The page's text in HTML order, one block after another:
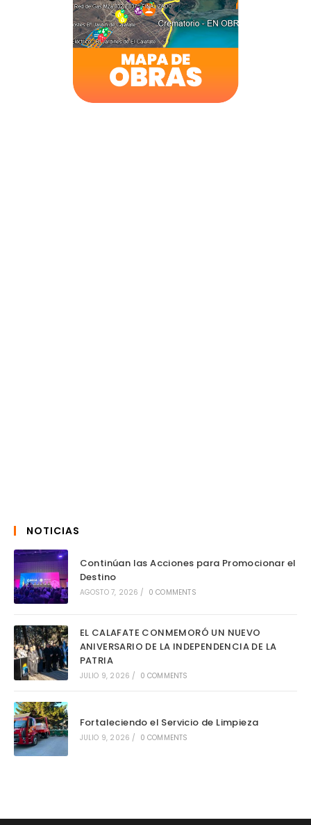
NOTICIAS
Continúan las Acciones para Promocionar el
Destino
AGOSTO 7, 2026 / 0 COMMENTS
EL CALAFATE CONMEMORÓ UN NUEVO
ANIVERSARIO DE LA INDEPENDENCIA DE LA
PATRIA
JULIO 9, 2026 / 0 COMMENTS
Fortaleciendo el Servicio de Limpieza
JULIO 9, 2026 / 0 COMMENTS